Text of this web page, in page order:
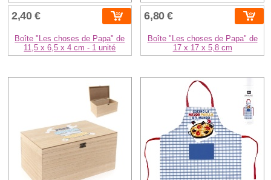
2,40 €
Boîte "Les choses de Papa" de
11,5 x 6,5 x 4 cm - 1 unité
6,80 €
Boîte "Les choses de Papa" de
17 x 17 x 5,8 cm